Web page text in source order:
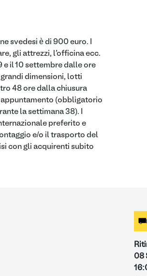
svedesi è di 900 euro. I
gli attrezzi, l'officina ecc.
e il 10 settembre dalle ore
dimensioni, lotti
48 ore dalla chiusura
(obbligatorio
la settimana 38). I
preferito e
e/o il trasporto del
con gli acquirenti subito
08